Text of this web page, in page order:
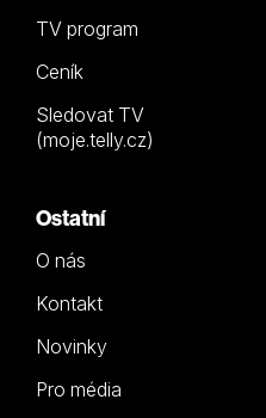
TV program
Ceník
Sledovat TV
(moje.telly.cz)
Ostatní
O nás
Kontakt
Novinky
Pro média